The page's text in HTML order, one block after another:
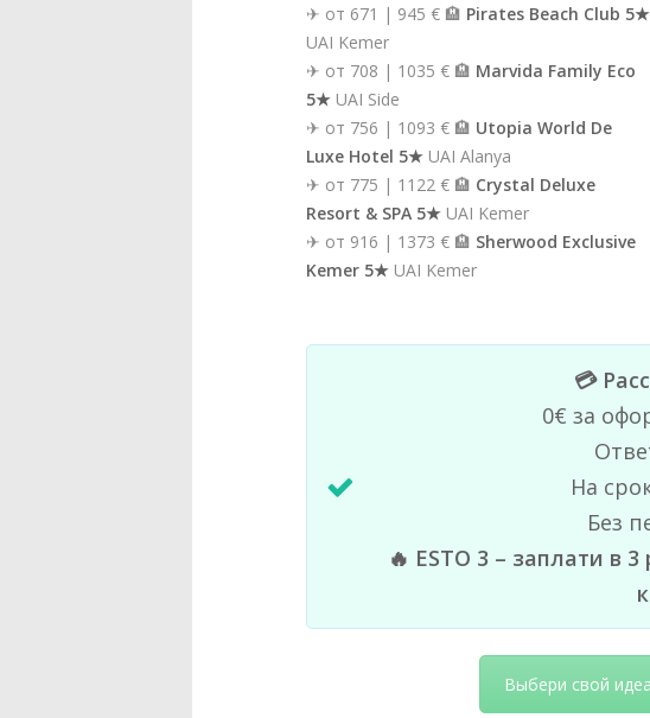
✈ от 671 | 945 € 🏨 Pirates Beach Club 5★
UAI Kemer
✈ от 708 | 1035 € 🏨 Marvida Family Eco
5★UAI Side
✈ от 756 | 1093 € 🏨 Utopia World De
Luxe Hotel 5★UAI Alanya
✈ от 775 | 1122 € 🏨 Crystal Deluxe
Resort & SPA 5★UAI Kemer
✈ от 916 | 1373 € 🏨 Sherwood Exclusive
Kemer 5★UAI Kemer
💳
0€ за
На
Без
🔥 ESTO 3 – заплати в
Выбери свой